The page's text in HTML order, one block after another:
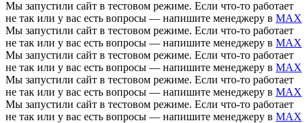
Мы запустили сайт в тестовом режиме. Если что-то работает
не так или у вас есть вопросы — напишите менеджеру в MAX
Мы запустили сайт в тестовом режиме. Если что-то работает
не так или у вас есть вопросы — напишите менеджеру в MAX
Мы запустили сайт в тестовом режиме. Если что-то работает
не так или у вас есть вопросы — напишите менеджеру в MAX
Мы запустили сайт в тестовом режиме. Если что-то работает
не так или у вас есть вопросы — напишите менеджеру в MAX
Мы запустили сайт в тестовом режиме. Если что-то работает
не так или у вас есть вопросы — напишите менеджеру в MAX